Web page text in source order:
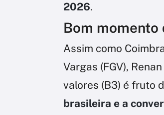
2026.
Bom momento
Assim como
Vargas (FGV),
valores (B3) é fruto
brasileira e a